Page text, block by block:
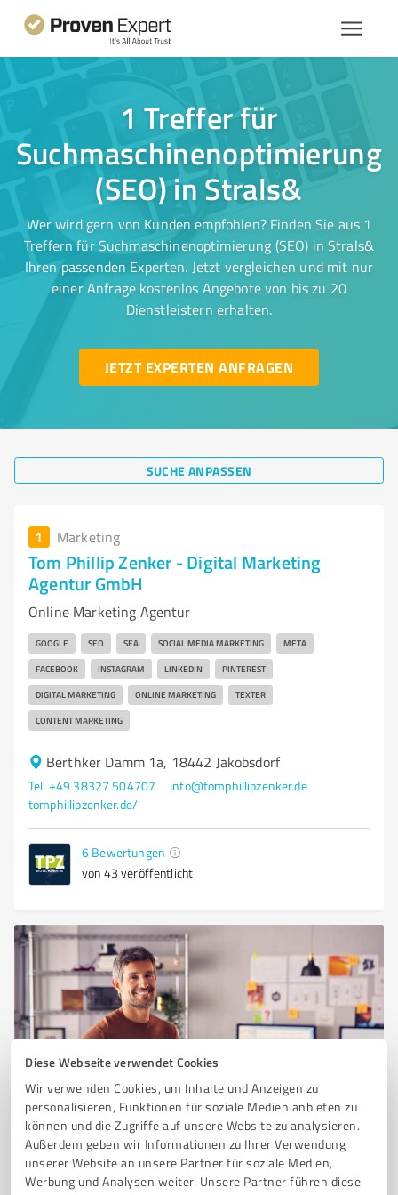
Diese Webseite verwendet Cookies
Wir verwenden Cookies, um Inhalte und Anzeigen zu
personalisieren, Funktionen für soziale Medien anbieten zu
können und die Zugriffe auf unsere Website zu analysieren.
Außerdem geben wir Informationen zu Ihrer Verwendung
unserer Website an unsere Partner für soziale Medien,
Werbung und Analysen weiter. Unsere Partner führen diese
1 Treffer für
Suchmaschinenoptimierung
(SEO) in Strals&
Wer wird gern von Kunden empfohlen? Finden Sie aus 1
Treffern für Suchmaschinenoptimierung (SEO) in Strals&
Ihren passenden Experten. Jetzt vergleichen und mit nur
einer Anfrage kostenlos Angebote von bis zu 20
Dienstleistern erhalten.
JETZT EXPERTEN ANFRAGEN
SUCHE ANPASSEN
1 Marketing
Tom Phillip Zenker - Digital Marketing
Agentur GmbH
Online Marketing Agentur
GOOGLE SEO SEA SOCIAL MEDIA MARKETING META
FACEBOOK INSTAGRAM LINKEDIN PINTEREST
DIGITAL MARKETING ONLINE MARKETING TEXTER
CONTENT MARKETING
Berthker Damm 1a, 18442 Jakobsdorf
Tel. +49 38327 504707
info@tomphillipzenker.de
tomphillipzenker.de/
6 Bewertungen
von 43 veröffentlicht
Sie möchten auch hier gelistet werden?
Registrieren Sie sich jetzt und werden Sie ein von
Kunden empfohlener ProvenExpert!